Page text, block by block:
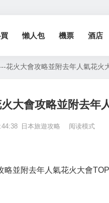
懶人包 機票 酒店
花火大會攻略並附去年人氣花火
大會攻略並附去年
日本旅遊攻略 阅读模式
略並附去年人氣花火大會